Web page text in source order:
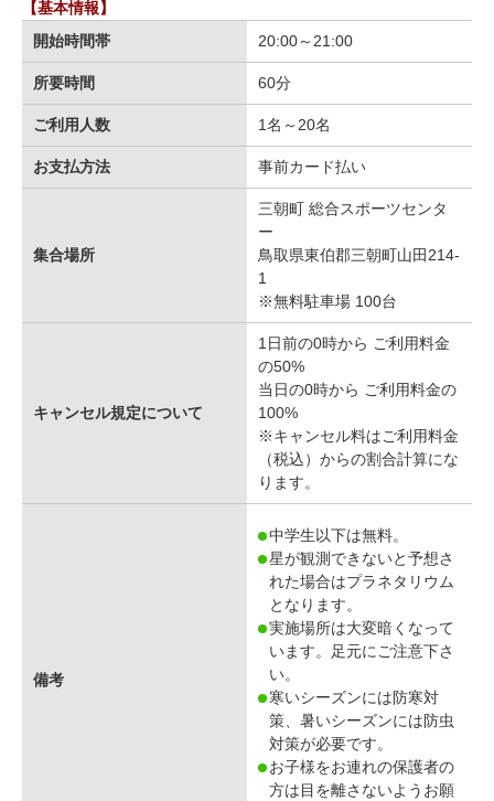
【基本情報】
開始時間帯
20:00～21:00
所要時間 60分
ご利用人数 1名～20名
お支払方法 事前カード払い
集合場所
三朝町 総合スポーツセンタ
ー
鳥取県東伯郡三朝町山田214-
1
※無料駐車場 100台
キャンセル規定について
1日前の0時から ご利用料金
の50%
当日の0時から ご利用料金の
100%
※キャンセル料はご利用料金
（税込）からの割合計算にな
ります。
備考
中学生以下は無料。
星が観測できないと予想さ
れた場合はプラネタリウム
となります。
実施場所は大変暗くなって
います。足元にご注意下さ
い。
寒いシーズンには防寒対
策、暑いシーズンには防虫
対策が必要です。
お子様をお連れの保護者の
方は目を離さないようお願